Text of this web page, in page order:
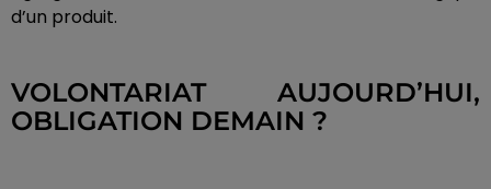
d’un produit.
VOLONTARIAT AUJOURD’HUI,
OBLIGATION DEMAIN ?